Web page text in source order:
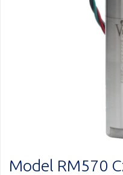
Model RM570